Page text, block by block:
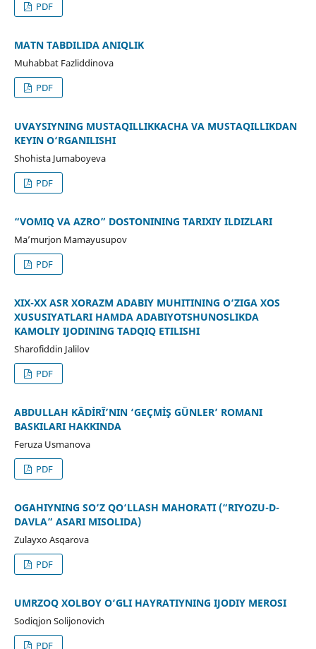
PDF
MATN TABDILIDA ANIQLIK
Muhabbat Fazliddinova
PDF
UVAYSIYNING MUSTAQILLIKKACHA VA MUSTAQILLIKDAN
KEYIN O‘RGANILISHI
Shohista Jumaboyeva
PDF
“VOMIQ VA AZRO” DOSTONINING TARIXIY ILDIZLARI
Ma’murjon Mamayusupov
PDF
XIX-XX ASR XORAZM ADABIY MUHITINING O‘ZIGA XOS
XUSUSIYATLARI HAMDA ADABIYOTSHUNOSLIKDA
KAMOLIY IJODINING TADQIQ ETILISHI
Sharofiddin Jalilov
PDF
ABDULLAH KÂDİRÎ’NIN ‘GEÇMİŞ GÜNLER’ ROMANI
BASKILARI HAKKINDA
Feruza Usmanova
PDF
OGAHIYNING SO‘Z QO‘LLASH MAHORATI (“RIYOZU-D-
DAVLA” ASARI MISOLIDA)
Zulayxo Asqarova
PDF
UMRZOQ XOLBOY O‘GʻLI HAYRATIYNING IJODIY MEROSI
Sodiqjon Solijonovich
PDF